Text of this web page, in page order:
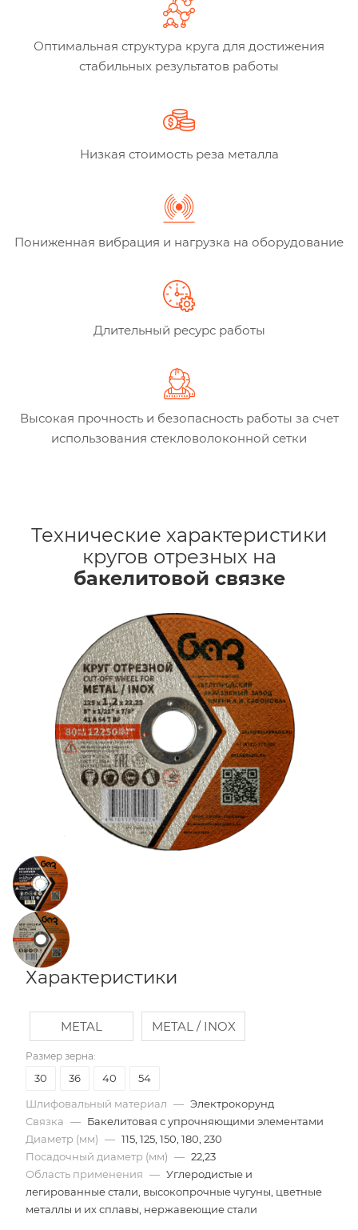
Оптимальная структура круга для достижения
стабильных результатов работы
Низкая стоимость реза металла
Пониженная вибрация и нагрузка на оборудование
Длительный ресурс работы
Высокая прочность и безопасность работы за счет
использования стекловолоконной сетки
Технические характеристики
кругов отрезных на
бакелитовой связке
Характеристики
METAL METAL / INOX
Размер зерна:
30 36 40
54
Шлифовальный материал — Электрокорунд
Связка — Бакелитовая с упрочняющими элементами
Диаметр (мм) — 115, 125, 150, 180, 230
Посадочный диаметр (мм) — 22,23
Область применения — Углеродистые и
легированные стали, высокопрочные чугуны, цветные
металлы и их сплавы, нержавеющие стали